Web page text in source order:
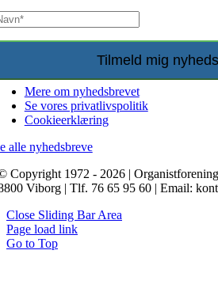
Mere om nyhedsbrevet
Se vores privatlivspolitik
Cookieerklæring
alle nyhedsbreve
Copyright 1972 - 2026 |
Viborg | Tlf. 76 65 95 60 | Email:
Close Sliding Bar Area
Page load link
Go to Top